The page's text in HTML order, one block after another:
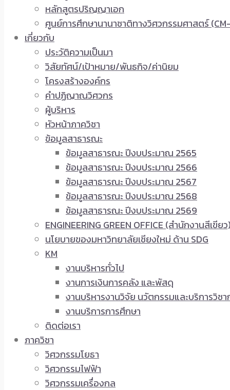
หลักสูตรปริญญาเอก
ศูนย์การศึกษานานาชาติทางวิศวกรรมศาสตร์
เกี่ยวกับ
ประวัติความเป็นมา
วิสัยทัศน์/เป้าหมาย/พันธกิจ/ค่านิยม
โครงสร้างองค์กร
คำปฏิญาณวิศวกร
ผู้บริหาร
หัวหน้าภาควิชา
ข้อมูลสาธารณะ
ข้อมูลสาธารณะ ปีงบประมาณ 2565
ข้อมูลสาธารณะ ปีงบประมาณ 2566
ข้อมูลสาธารณะ ปีงบประมาณ 2567
ข้อมูลสาธารณะ ปีงบประมาณ 2568
ข้อมูลสาธารณะ ปีงบประมาณ 2569
ENGINEERING GREEN OFFICE (สำนักงานสีเขีย
นโยบายของมหาวิทยาลัยเชียงใหม่ ด้าน SDG
KM
งานบริหารทั่วไป
งานการเงินการคลัง และพัสดุ
งานบริหารงานวิจัย นวัตกรรมและบริการวิชา
งานบริการการศึกษา
ติดต่อเรา
ภาควิชา
วิศวกรรมโยธา
วิศวกรรมไฟฟ้า
วิศวกรรมเครื่องกล